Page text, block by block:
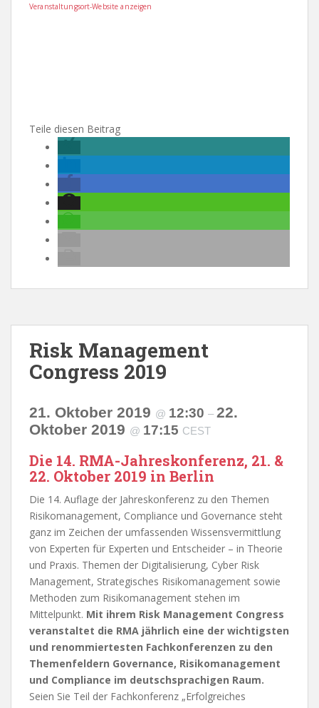
Veranstaltungsort-Website anzeigen
Teile diesen Beitrag
Risk Management
Congress 2019
21. Oktober 2019 @ 12:30 – 22.
Oktober 2019 @ 17:15 CEST
Die 14. RMA-Jahreskonferenz, 21. &
22. Oktober 2019 in Berlin
Die 14. Auflage der Jahreskonferenz zu den Themen
Risikomanagement, Compliance und Governance steht
ganz im Zeichen der umfassenden Wissensvermittlung
von Experten für Experten und Entscheider – in Theorie
und Praxis. Themen der Digitalisierung, Cyber Risk
Management, Strategisches Risikomanagement sowie
Methoden zum Risikomanagement stehen im
Mittelpunkt. Mit ihrem Risk Management Congress
veranstaltet die RMA jährlich eine der wichtigsten
und renommiertesten Fachkonferenzen zu den
Themenfeldern Governance, Risikomanagement
und Compliance im deutschsprachigen Raum.
Seien Sie Teil der Fachkonferenz „Erfolgreiches